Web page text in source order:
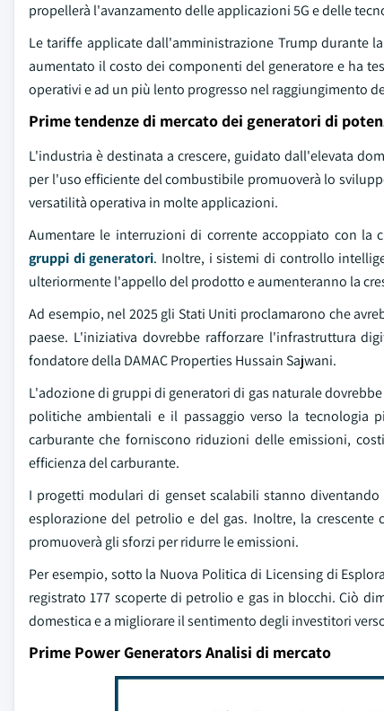
propellerà l'avanzamento delle applicazioni 5G e delle
Le tariffe applicate dall'amministrazione Trump durante
aumentato il costo dei componenti del generatore e ha
operativi e ad un più lento progresso nel raggiungimento
Prime tendenze di mercato dei generatori di
L'industria è destinata a crescere, guidato dall'elevata
per l'uso efficiente del combustibile promuoverà lo
versatilità operativa in molte applicazioni.
Aumentare le interruzioni di corrente accoppiato con la
gruppi di generatori. Inoltre, i sistemi di controllo
ulteriormente l'appello del prodotto e aumenteranno la
Ad esempio, nel 2025 gli Stati Uniti proclamarono che
paese. L'iniziativa dovrebbe rafforzare l'infrastruttura
fondatore della DAMAC Properties Hussain Sajwani.
L'adozione di gruppi di generatori di gas naturale
politiche ambientali e il passaggio verso la tecnologia
carburante che forniscono riduzioni delle emissioni,
efficienza del carburante.
I progetti modulari di genset scalabili stanno
esplorazione del petrolio e del gas. Inoltre, la
promuoverà gli sforzi per ridurre le emissioni.
Per esempio, sotto la Nuova Politica di Licensing di
registrato 177 scoperte di petrolio e gas in blocchi. Ciò
domestica e a migliorare il sentimento degli investitori
Prime Power Generators Analisi di mercato